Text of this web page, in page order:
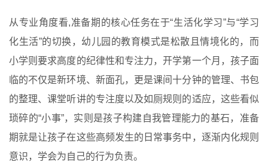
从专业角度看,准备期的核心任务在于“生活化学习”与“学习
化生活”的切换，幼儿园的教育模式是松散且情境化的，而
小学则要求高度的纪律性和专注力，开学第一个月，孩子面
临的不仅是新环境、新面孔，更是课间十分钟的管理、书包
的整理、课堂听讲的专注度以及如厕规则的适应，这些看似
琐碎的“小事”，实则是孩子构建自我管理能力的基石，准备
期就是让孩子在这些高频发生的日常事务中，逐渐内化规则
意识，学会为自己的行为负责。